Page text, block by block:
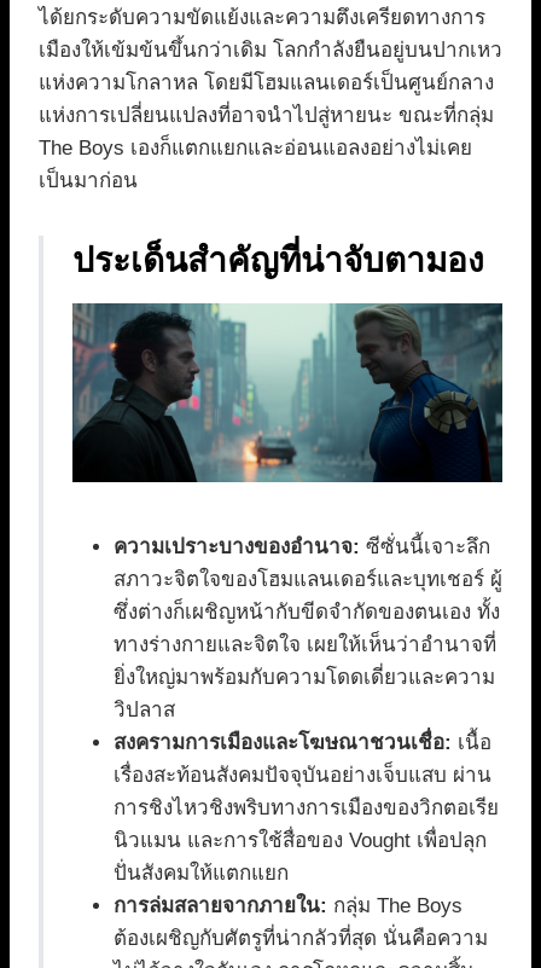
ได้ยกระดับความขัดแย้งและความตึงเครียดทางการ
เมืองให้เข้มข้นขึ้นกว่าเดิม โลกกำลังยืนอยู่บนปากเหว
แห่งความโกลาหล โดยมีโฮมแลนเดอร์เป็นศูนย์กลาง
แห่งการเปลี่ยนแปลงที่อาจนำไปสู่หายนะ ขณะที่กลุ่ม
The Boys เองก็แตกแยกและอ่อนแอลงอย่างไม่เคย
เป็นมาก่อน
ประเด็นสำคัญที่น่าจับตามอง
ความเปราะบางของอำนาจ: ซีซั่นนี้เจาะลึก
สภาวะจิตใจของโฮมแลนเดอร์และบุทเชอร์ ผู้
ซึ่งต่างก็เผชิญหน้ากับขีดจำกัดของตนเอง ทั้ง
ทางร่างกายและจิตใจ เผยให้เห็นว่าอำนาจที่
ยิ่งใหญ่มาพร้อมกับความโดดเดี่ยวและความ
วิปลาส
สงครามการเมืองและโฆษณาชวนเชื่อ: เนื้อ
เรื่องสะท้อนสังคมปัจจุบันอย่างเจ็บแสบ ผ่าน
การชิงไหวชิงพริบทางการเมืองของวิกตอเรีย
นิวแมน และการใช้สื่อของ Vought เพื่อปลุก
ปั่นสังคมให้แตกแยก
การล่มสลายจากภายใน: กลุ่ม The Boys
ต้องเผชิญกับศัตรูที่น่ากลัวที่สุด นั่นคือความ